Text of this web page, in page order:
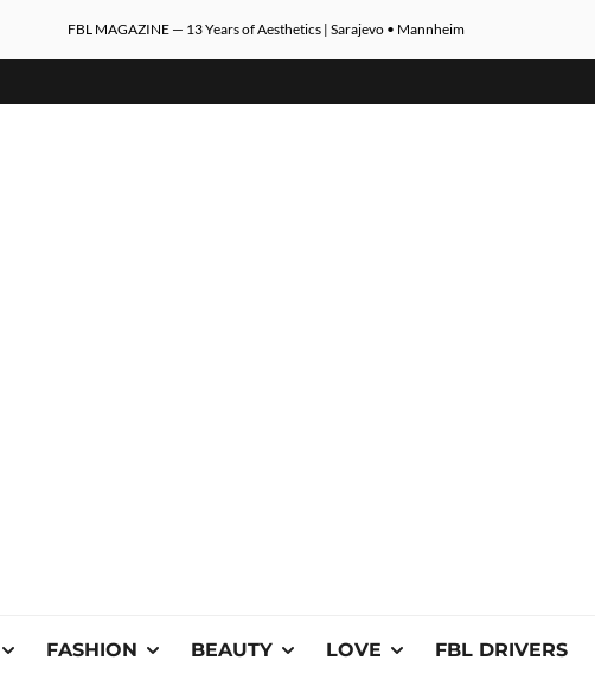
FBL MAGAZINE — 13 Years of Aesthetics | Sarajevo • Mannheim
FASHION BEAUTY LOVE FBL DRIVERS